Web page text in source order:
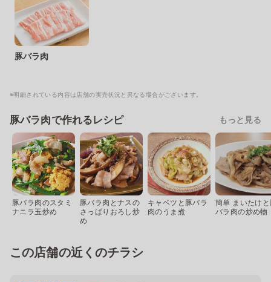
豚バラ肉
※明細されている内容は店舗の実売状況と異なる場合がございます。
豚バラ肉で作れるレシピ もっと見る
豚バラ肉のスタミ
ナニラ玉炒め
豚バラ肉とナスの
さっぱりおろし炒
め
キャベツと豚バラ
肉のうま煮
簡単 まいたけ
バラ肉の炒め物
この店舗の近くのチラシ